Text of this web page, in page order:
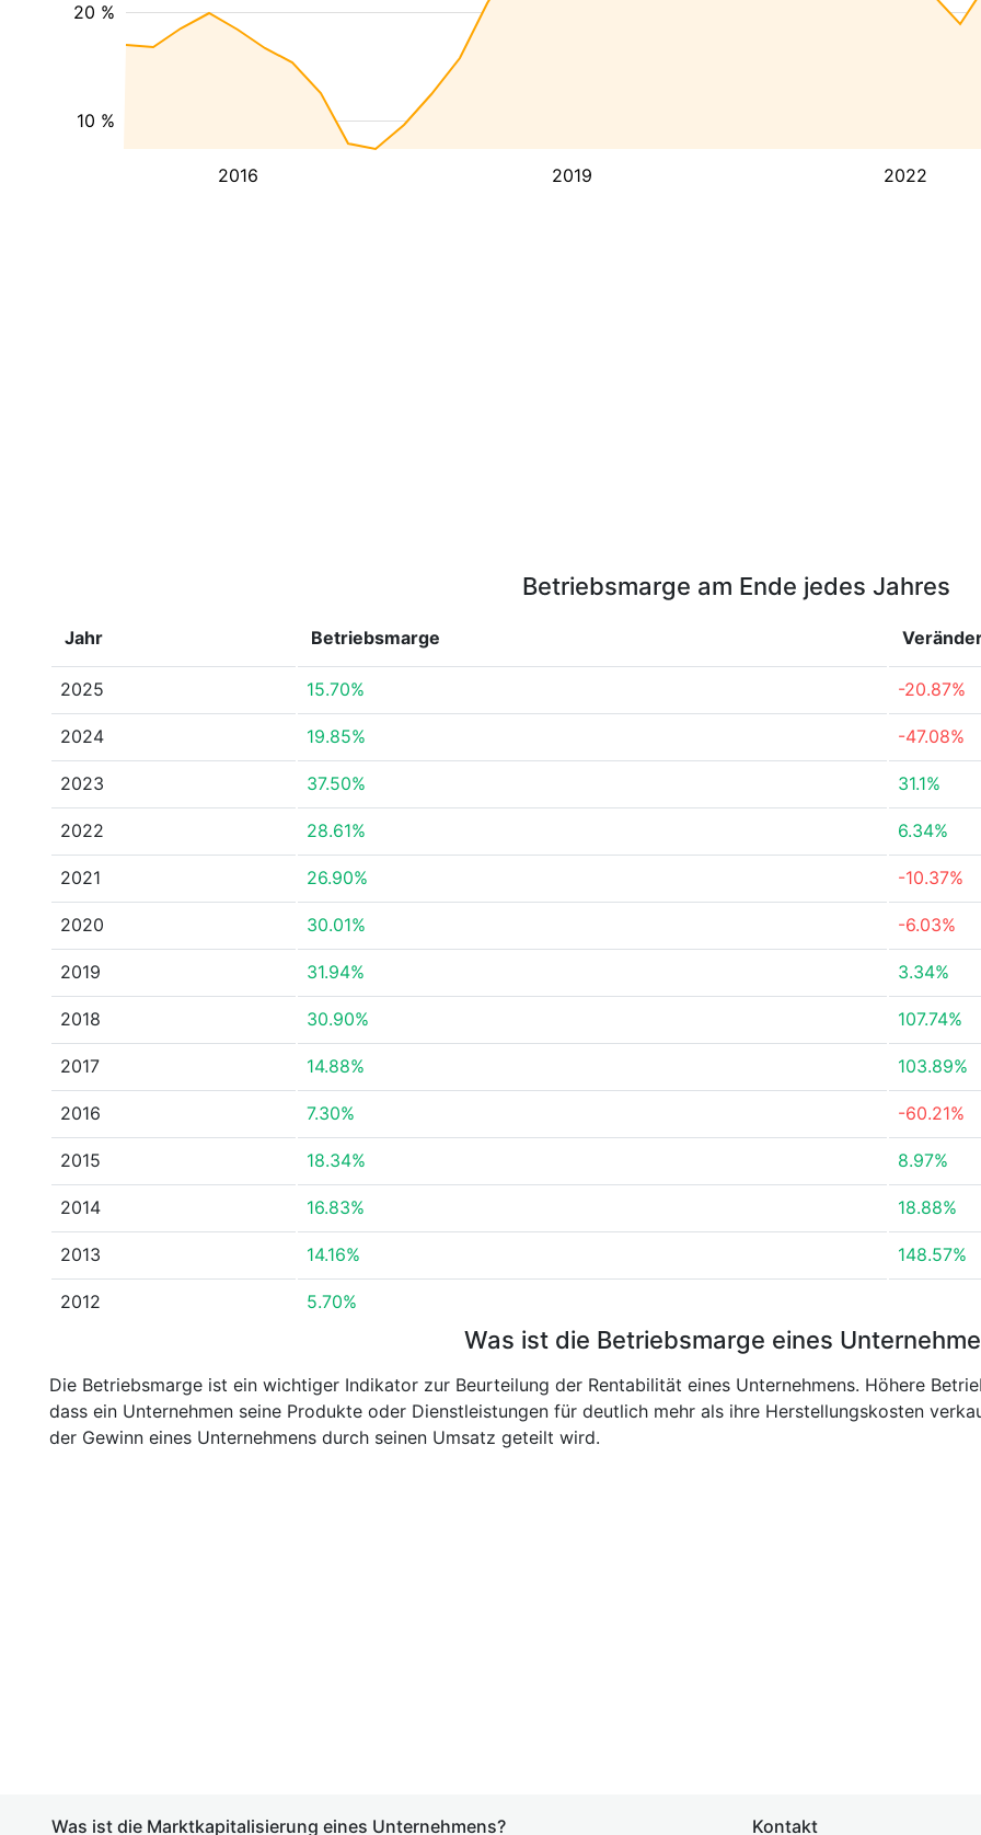
2016 2019 2022
10 %
20 %
Betriebsmarge am Ende jedes Jahres
Jahr Betriebsmarge
2025 15.70% -20.87%
2024 19.85% -47.08%
2023 37.50% 31.1%
2022 28.61% 6.34%
2021 26.90% -10.37%
2020 30.01% -6.03%
2019 31.94% 3.34%
2018 30.90% 107.74%
2017 14.88% 103.89%
2016 7.30% -60.21%
2015 18.34% 8.97%
2014 16.83% 18.88%
2013 14.16% 148.57%
2012 5.70%
Was ist die Betriebsmarge eines
Die Betriebsmarge ist ein wichtiger Indikator zur Beurteilung der Rentabilität eines Unternehmens. Höhere
dass ein Unternehmen seine Produkte oder Dienstleistungen für deutlich mehr als ihre Herstellungskosten
der Gewinn eines Unternehmens durch seinen Umsatz geteilt wird.
Was ist die Marktkapitalisierung eines Unternehmens? Kontakt